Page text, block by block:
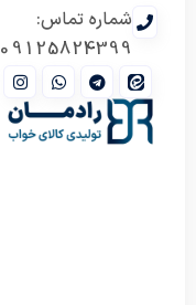
شماره تماس:
09125824399